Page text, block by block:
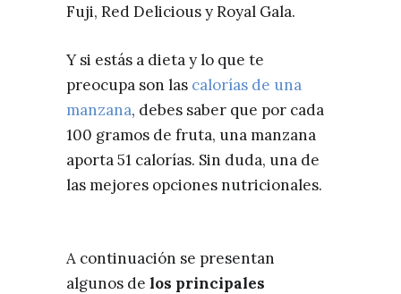
Fuji, Red Delicious y Royal Gala.
Y si estás a dieta y lo que te
preocupa son las calorías de una
manzana, debes saber que por cada
100 gramos de fruta, una manzana
aporta 51 calorías. Sin duda, una de
las mejores opciones nutricionales.
A continuación se presentan
algunos de los principales